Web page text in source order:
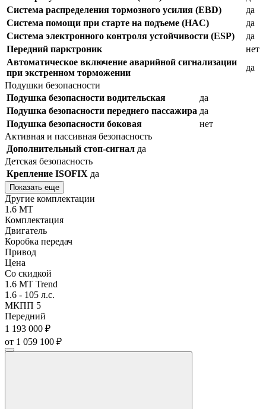
Система распределения тормозного усилия (EBD)
да
Система помощи при старте на подъеме (HAC)
да
Система электронного контроля устойчивости (ESP)
да
Передний парктроник
нет
Автоматическое включение аварийной сигнализации
при экстренном торможении
да
Подушки безопасности
Подушка безопасности водительская
да
Подушка безопасности переднего пассажира да
Подушка безопасности боковая
нет
Активная и пассивная безопасность
Дополнительный стоп-сигнал да
Детская безопасность
Крепление ISOFIX да
Показать еще
Другие комплектации
1.6 MT
Комплектация
Двигатель
Коробка передач
Привод
Цена
Со скидкой
1.6 MT Trend
1.6 - 105 л.с.
МКПП 5
Передний
1 193 000 ₽
от 1 059 100 ₽